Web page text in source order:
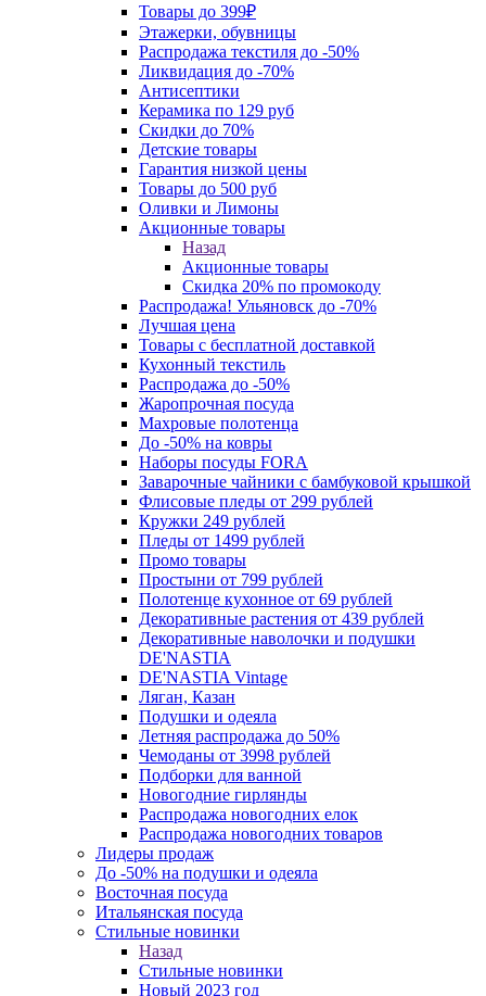
Товары до 399₽
Этажерки, обувницы
Распродажа текстиля до -50%
Ликвидация до -70%
Антисептики
Керамика по 129 руб
Скидки до 70%
Детские товары
Гарантия низкой цены
Товары до 500 руб
Оливки и Лимоны
Акционные товары
Назад
Акционные товары
Скидка 20% по промокоду
Распродажа! Ульяновск до -70%
Лучшая цена
Товары с бесплатной доставкой
Кухонный текстиль
Распродажа до -50%
Жаропрочная посуда
Махровые полотенца
До -50% на ковры
Наборы посуды FORA
Заварочные чайники с бамбуковой крышкой
Флисовые пледы от 299 рублей
Кружки 249 рублей
Пледы от 1499 рублей
Промо товары
Простыни от 799 рублей
Полотенце кухонное от 69 рублей
Декоративные растения от 439 рублей
Декоративные наволочки и подушки
DE'NASTIA
DE'NASTIA Vintage
Ляган, Казан
Подушки и одеяла
Летняя распродажа до 50%
Чемоданы от 3998 рублей
Подборки для ванной
Новогодние гирлянды
Распродажа новогодних елок
Распродажа новогодних товаров
Лидеры продаж
До -50% на подушки и одеяла
Восточная посуда
Итальянская посуда
Стильные новинки
Назад
Стильные новинки
Новый 2023 год